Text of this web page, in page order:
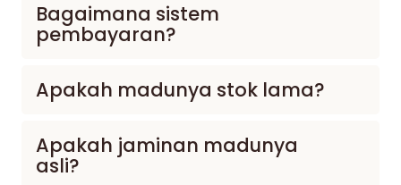
Bagaimana sistem
pembayaran?
Apakah madunya stok lama?
Apakah jaminan madunya
asli?